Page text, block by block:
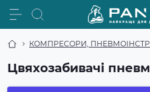
КОМПРЕСОРИ,
Цвяхозабивачі